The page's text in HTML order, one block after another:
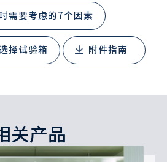
需要考虑的7个因素
择试验箱 附件指南
关产品